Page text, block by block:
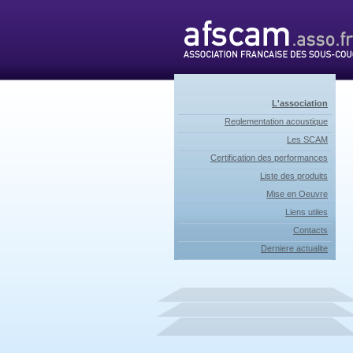
L'association
Reglementation acoustique
Les SCAM
Certification des performances
Liste des produits
Mise en Oeuvre
Liens utiles
Contacts
Derniere actualite